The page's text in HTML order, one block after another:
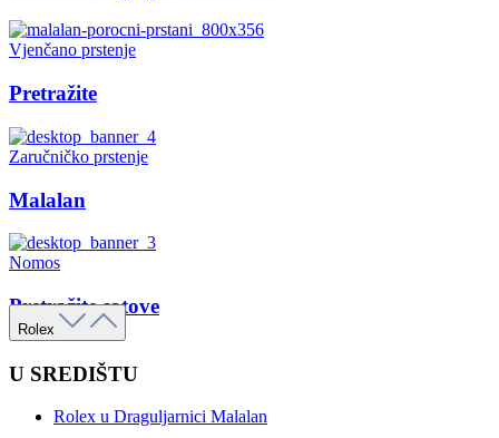
Vjenčano prstenje
Pretražite
Zaručničko prstenje
Malalan
Nomos
Pretražite satove
Rolex
U SREDIŠTU
Rolex u Draguljarnici Malalan